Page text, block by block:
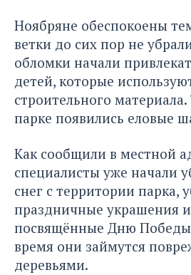
Ноябряне обеспокоены
ветки до сих пор не
обломки начали
детей, которые
строительного
парке появились еловые
Как сообщили в местной
специалисты уже начали
снег с территории парка,
праздничные украшения
посвящённые Дню
время они займутся
деревьями.